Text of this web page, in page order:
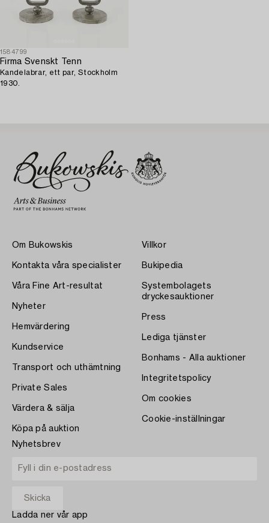
1584799
Firma Svenskt Tenn
Kandelabrar, ett par, Stockholm
1930.
Om Bukowskis
Kontakta våra specialister
Våra Fine Art-resultat
Nyheter
Hemvärdering
Kundservice
Transport och uthämtning
Private Sales
Värdera & sälja
Köpa på auktion
Villkor
Bukipedia
Systembolagets
dryckesauktioner
Press
Lediga tjänster
Bonhams - Alla auktioner
Integritetspolicy
Om cookies
Cookie-inställningar
Nyhetsbrev
Ladda ner vår app